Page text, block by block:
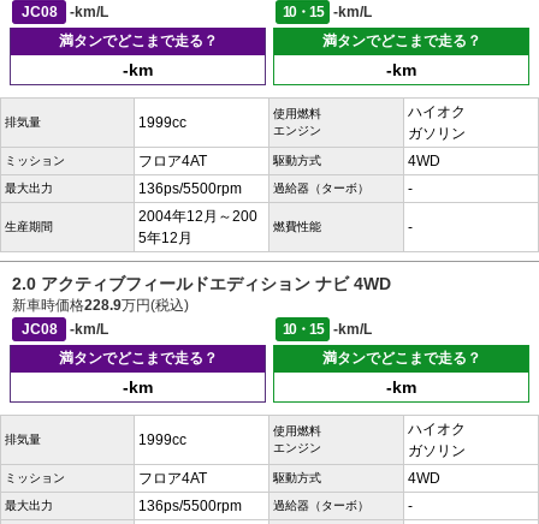
JC08
-km/L 10・15
-km/L
満タンでどこまで走る？
-km
満タンでどこまで走る？
-km
排気量 1999cc
使用燃料
エンジン
ハイオク
ガソリン
ミッション フロア4AT 駆動方式 4WD
最大出力 136ps/5500rpm 過給器（ターボ） -
生産期間
2004年12月～200
5年12月
燃費性能 -
2.0 アクティブフィールドエディション ナビ 4WD
新車時価格228.9万円(税込)
JC08
-km/L 10・15
-km/L
満タンでどこまで走る？
-km
満タンでどこまで走る？
-km
排気量 1999cc
使用燃料
エンジン
ハイオク
ガソリン
ミッション フロア4AT 駆動方式 4WD
最大出力 136ps/5500rpm 過給器（ターボ） -